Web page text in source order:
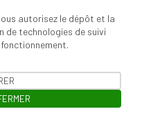
autorisez le dépôt et la
de technologies de suivi